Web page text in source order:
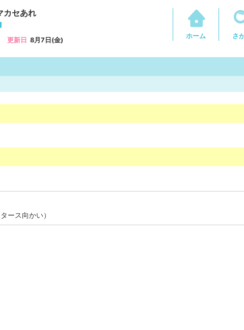
カセあれ
更新日 8月7日(金)
ホーム さ
ース向かい）